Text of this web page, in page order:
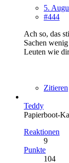
5.
#444
Ach so, das
Sachen
Leuten wie
Zitieren
Teddy
Papierboot-
Reaktionen
9
Punkte
104